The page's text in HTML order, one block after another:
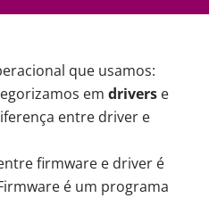
que usamos:
em drivers e
entre driver e
firmware e driver é
é um programa